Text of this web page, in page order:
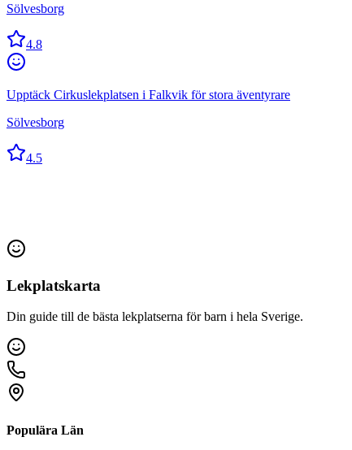
Sölvesborg
4.8
Upptäck Cirkuslekplatsen i Falkvik för stora äventyrare
Sölvesborg
4.5
Lekplatskarta
Din guide till de bästa lekplatserna för barn i hela Sverige.
Populära Län